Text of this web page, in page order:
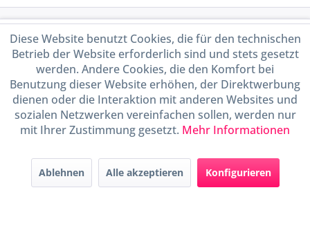
Service Hotline
Shop Service
Informationen
Handel mit BIO-Weinen
durch DE-ÖKO-009
Diese Website benutzt Cookies, die für den technischen
Betrieb der Website erforderlich sind und stets gesetzt
werden. Andere Cookies, die den Komfort bei
Benutzung dieser Website erhöhen, der Direktwerbung
dienen oder die Interaktion mit anderen Websites und
sozialen Netzwerken vereinfachen sollen, werden nur
mit Ihrer Zustimmung gesetzt. Mehr Informationen
Ablehnen Alle akzeptieren Konfigurieren